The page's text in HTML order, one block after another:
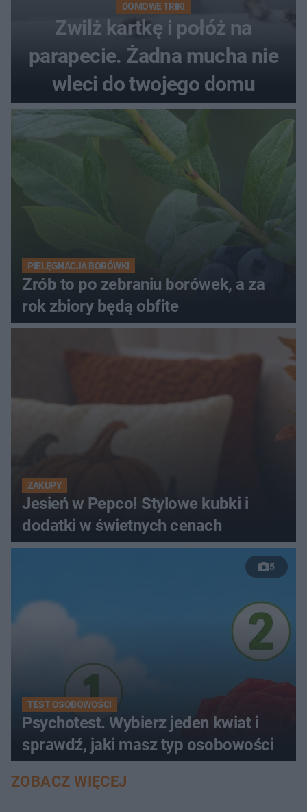
DOMOWE TRIKI
Zwilż kartkę i połóż na
parapecie. Żadna mucha nie
wleci do twojego domu
PIELĘGNACJA BORÓWKI
Zrób to po zebraniu borówek, a za
rok zbiory będą obfite
ZAKUPY
Jesień w Pepco! Stylowe kubki i
dodatki w świetnych cenach
5
TEST OSOBOWOŚCI
Psychotest. Wybierz jeden kwiat i
sprawdź, jaki masz typ osobowości
ZOBACZ WIĘCEJ